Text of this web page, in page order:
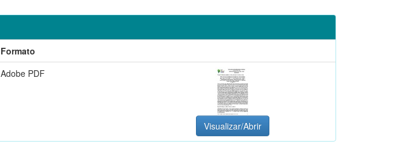
Formato
Adobe PDF
Visualizar/Abrir